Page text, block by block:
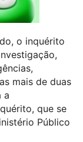
o inquérito
mais de duas
a
que se
Público